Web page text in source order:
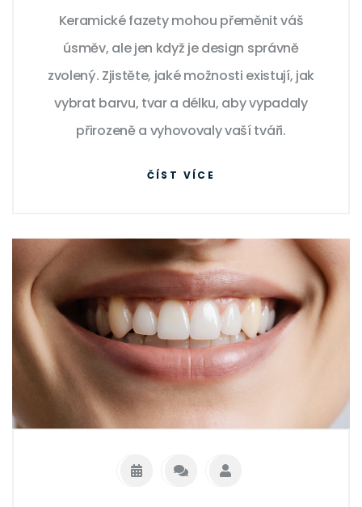
Keramické fazety mohou přeměnit váš
úsměv, ale jen když je design správně
zvolený. Zjistěte, jaké možnosti existují, jak
vybrat barvu, tvar a délku, aby vypadaly
přirozeně a vyhovovaly vaší tváři.
ČÍST VÍCE